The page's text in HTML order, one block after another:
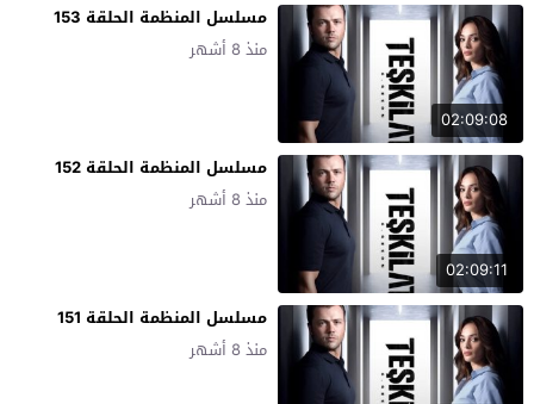
02:09:08
مسلسل المنظمة الحلقة 153
منذ 8 أشهر
02:09:11
مسلسل المنظمة الحلقة 152
منذ 8 أشهر
مسلسل المنظمة الحلقة 151
منذ 8 أشهر